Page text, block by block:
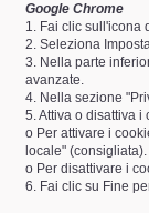
Google Chrome
1. Fai clic sull'icona
2. Seleziona
3. Nella parte
avanzate.
4. Nella sezione
5. Attiva o disattiva i
o Per attivare i
locale" (consigliata).
o Per disattivare i
6. Fai clic su Fine